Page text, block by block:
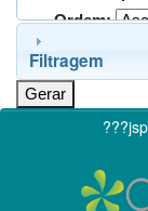
Ordem:
Filtragem